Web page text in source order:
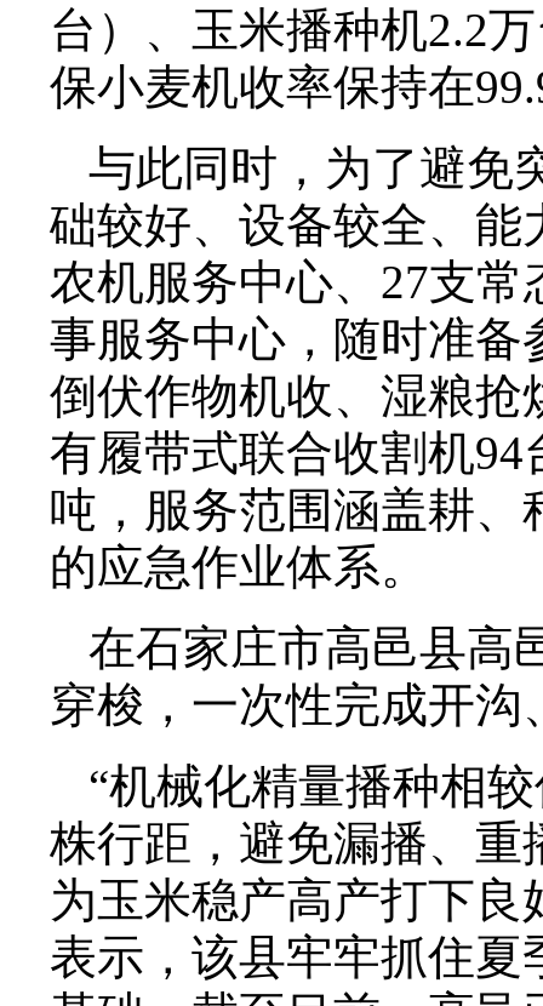
台）、玉米播种机2.2
保小麦机收率保持在
与此同时，为了避免
础较好、设备较全、能
农机服务中心、27支
事服务中心，随时准
倒伏作物机收、湿粮
有履带式联合收割机
吨，服务范围涵盖耕
的应急作业体系。
在石家庄市高邑县高
穿梭，一次性完成开
“机械化精量播种相
株行距，避免漏播、
为玉米稳产高产打下
表示，该县牢牢抓住